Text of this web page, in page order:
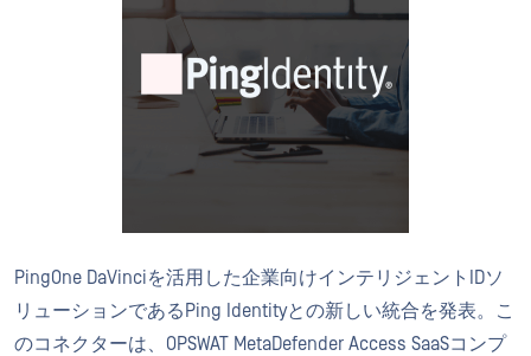
PingOne DaVinciを活用した企業向けインテリジェントIDソ
リューションであるPing Identityとの新しい統合を発表。こ
のコネクターは、OPSWAT MetaDefender Access SaaSコンプ